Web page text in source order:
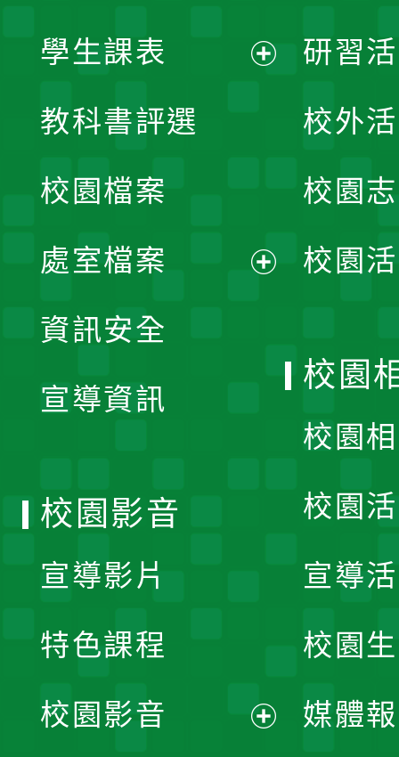
學生課表
單
教科書評選
校園檔案
處室檔案
資訊安全
宣導資訊
研習
校外
校園
校園
校園
校園
校園
宣導
校園
媒體
校園影音
宣導影片
特色課程
校園影音